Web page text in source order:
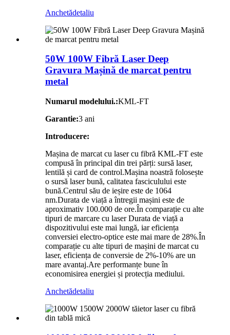
Anchetădetaliu
50W 100W Fibră Laser Deep
Gravura Mașină de marcat pentru
metal
Numarul modelului.:KML-FT
Garantie:3 ani
Introducere:
Mașina de marcat cu laser cu fibră KML-FT este
compusă în principal din trei părți: sursă laser,
lentilă și card de control.Mașina noastră folosește
o sursă laser bună, calitatea fasciculului este
bună.Centrul său de ieșire este de 1064
nm.Durata de viață a întregii mașini este de
aproximativ 100.000 de ore.În comparație cu alte
tipuri de marcare cu laser Durata de viață a
dispozitivului este mai lungă, iar eficiența
conversiei electro-optice este mai mare de 28%.În
comparație cu alte tipuri de mașini de marcat cu
laser, eficiența de conversie de 2%-10% are un
mare avantaj.Are performanțe bune în
economisirea energiei și protecția mediului.
Anchetădetaliu